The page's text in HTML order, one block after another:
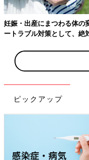
Tシャツ感覚で着ら
♪「UVカットクル
妊娠・出産にまつわる体の
ートラブル対策として、絶
ピックアップ